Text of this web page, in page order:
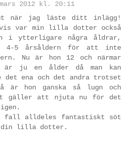
2012 kl. 20:11
när jag läste ditt inlägg!
var min lilla dotter också
i ytterligare några åldrar,
4-5 årsåldern för att inte
Nu är hon 12 och närmar
ju en ålder då man kan
det ena och det andra trotset
är hon ganska så lugn och
gäller att njuta nu för det
fall alldeles fantastiskt söt
din lilla dotter.